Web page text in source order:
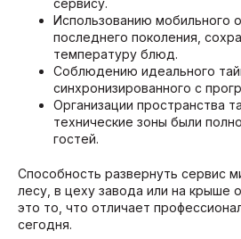
сервису.
Использованию мобильного
последнего поколения,
температуру блюд.
Соблюдению идеального
синхронизированного с
Организации пространства
технические зоны были
гостей.
Способность развернуть сервис
лесу, в цеху завода или на крыше
это то, что отличает
сегодня.